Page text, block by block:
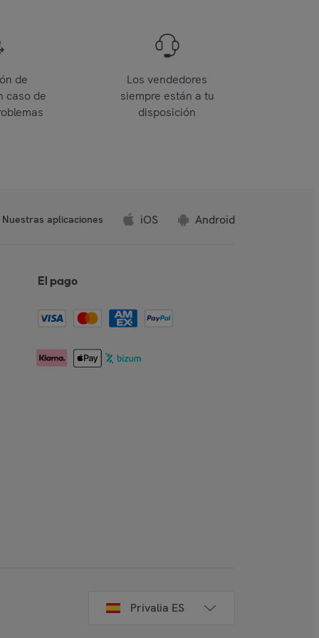
de
caso de
Los vendedores
siempre están a tu
disposición
Nuestras aplicaciones iOS Android
El pago
Privalia ES